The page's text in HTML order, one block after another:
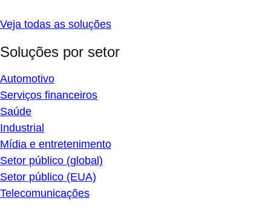
Veja todas as soluções
Soluções por setor
Automotivo
Serviços financeiros
Saúde
Industrial
Mídia e entretenimento
Setor público (global)
Setor público (EUA)
Telecomunicações